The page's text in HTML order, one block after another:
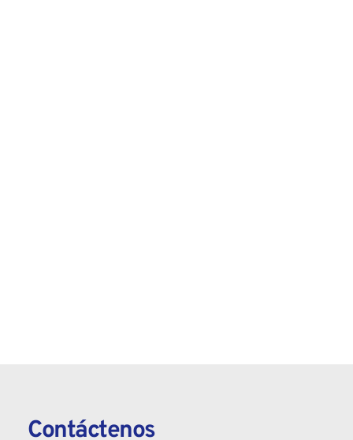
Contáctenos